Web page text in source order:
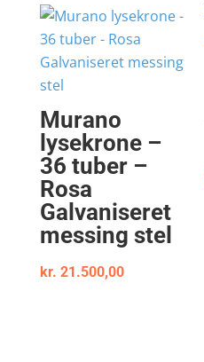
Murano
lysekrone –
36 tuber –
Rosa
Galvaniseret
messing stel
kr. 21.500,00